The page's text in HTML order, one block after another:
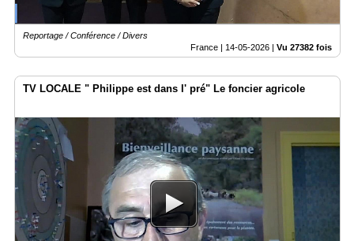
Reportage / Conférence / Divers
France | 14-05-2026 | Vu 27382 fois
TV LOCALE " Philippe est dans l' pré" Le foncier agricole